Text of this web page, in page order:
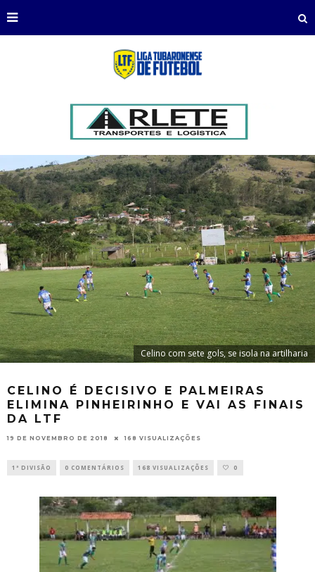
Celino com sete gols, se isola na artilharia
CELINO É DECISIVO E PALMEIRAS
ELIMINA PINHEIRINHO E VAI AS FINAIS
DA LTF
19 DE NOVEMBRO DE 2018 168 VISUALIZAÇÕES
1ª DIVISÃO 0 COMENTÁRIOS 168 VISUALIZAÇÕES 0